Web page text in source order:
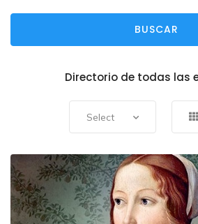
BUSCAR
Directorio de todas las
Select